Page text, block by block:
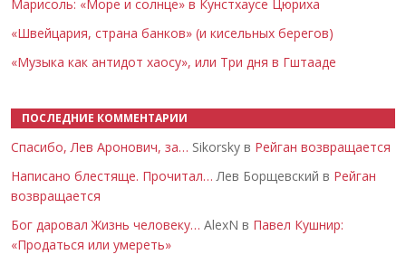
Марисоль: «Море и солнце» в Кунстхаусе Цюриха
«Швейцария, страна банков» (и кисельных берегов)
«Музыка как антидот хаосу», или Три дня в Гштааде
ПОСЛЕДНИЕ КОММЕНТАРИИ
Спасибо, Лев Аронович, за… Sikorsky в Рейган возвращается
Написано блестяще. Прочитал… Лев Борщевский в Рейган
возвращается
Бог даровал Жизнь человеку… AlexN в Павел Кушнир:
«Продаться или умереть»